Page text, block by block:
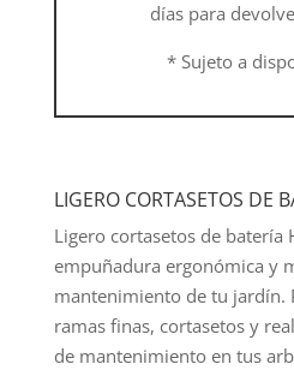
días para
* Sujeto a
LIGERO CORTASETOS DE
Ligero cortasetos de batería
empuñadura ergonómica y
mantenimiento de tu jardín.
ramas finas, cortasetos y
de mantenimiento en tus